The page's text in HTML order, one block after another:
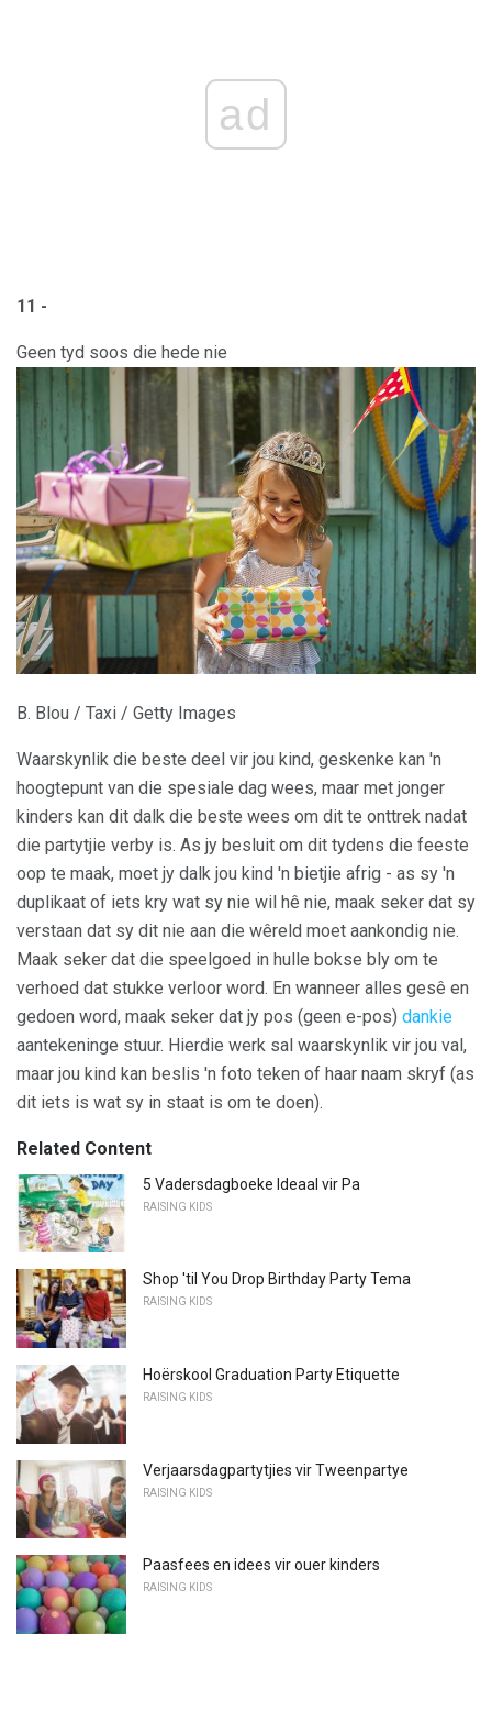
ad
11 -
Geen tyd soos die hede nie
B. Blou / Taxi / Getty Images
Waarskynlik die beste deel vir jou kind, geskenke kan 'n
hoogtepunt van die spesiale dag wees, maar met jonger
kinders kan dit dalk die beste wees om dit te onttrek nadat
die partytjie verby is. As jy besluit om dit tydens die feeste
oop te maak, moet jy dalk jou kind 'n bietjie afrig - as sy 'n
duplikaat of iets kry wat sy nie wil hê nie, maak seker dat sy
verstaan ​​dat sy dit nie aan die wêreld moet aankondig nie.
Maak seker dat die speelgoed in hulle bokse bly om te
verhoed dat stukke verloor word. En wanneer alles gesê en
gedoen word, maak seker dat jy pos (geen e-pos) dankie
aantekeninge stuur. Hierdie werk sal waarskynlik vir jou val,
maar jou kind kan beslis 'n foto teken of haar naam skryf (as
dit iets is wat sy in staat is om te doen).
Related Content
5 Vadersdagboeke Ideaal vir Pa
RAISING KIDS
Shop 'til You Drop Birthday Party Tema
RAISING KIDS
Hoërskool Graduation Party Etiquette
RAISING KIDS
Verjaarsdagpartytjies vir Tweenpartye
RAISING KIDS
Paasfees en idees vir ouer kinders
RAISING KIDS